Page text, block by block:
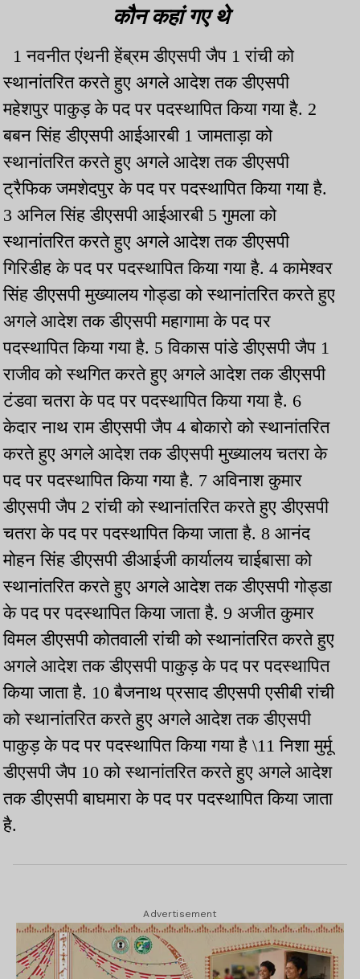
कौन कहां गए थे
1 नवनीत एंथनी हेंब्रम डीएसपी जैप 1 रांची को
स्थानांतरित करते हुए अगले आदेश तक डीएसपी
महेशपुर पाकुड़ के पद पर पदस्थापित किया गया है. 2
बबन सिंह डीएसपी आईआरबी 1 जामताड़ा को
स्थानांतरित करते हुए अगले आदेश तक डीएसपी
ट्रैफिक जमशेदपुर के पद पर पदस्थापित किया गया है.
3 अनिल सिंह डीएसपी आईआरबी 5 गुमला को
स्थानांतरित करते हुए अगले आदेश तक डीएसपी
गिरिडीह के पद पर पदस्थापित किया गया है. 4 कामेश्वर
सिंह डीएसपी मुख्यालय गोड्डा को स्थानांतरित करते हुए
अगले आदेश तक डीएसपी महागामा के पद पर
पदस्थापित किया गया है. 5 विकास पांडे डीएसपी जैप 1
राजीव को स्थगित करते हुए अगले आदेश तक डीएसपी
टंडवा चतरा के पद पर पदस्थापित किया गया है. 6
केदार नाथ राम डीएसपी जैप 4 बोकारो को स्थानांतरित
करते हुए अगले आदेश तक डीएसपी मुख्यालय चतरा के
पद पर पदस्थापित किया गया है. 7 अविनाश कुमार
डीएसपी जैप 2 रांची को स्थानांतरित करते हुए डीएसपी
चतरा के पद पर पदस्थापित किया जाता है. 8 आनंद
मोहन सिंह डीएसपी डीआईजी कार्यालय चाईबासा को
स्थानांतरित करते हुए अगले आदेश तक डीएसपी गोड्डा
के पद पर पदस्थापित किया जाता है. 9 अजीत कुमार
विमल डीएसपी कोतवाली रांची को स्थानांतरित करते हुए
अगले आदेश तक डीएसपी पाकुड़ के पद पर पदस्थापित
किया जाता है. 10 बैजनाथ प्रसाद डीएसपी एसीबी रांची
को स्थानांतरित करते हुए अगले आदेश तक डीएसपी
पाकुड़ के पद पर पदस्थापित किया गया है \11 निशा मुर्मू
डीएसपी जैप 10 को स्थानांतरित करते हुए अगले आदेश
तक डीएसपी बाघमारा के पद पर पदस्थापित किया जाता
है.
Advertisement